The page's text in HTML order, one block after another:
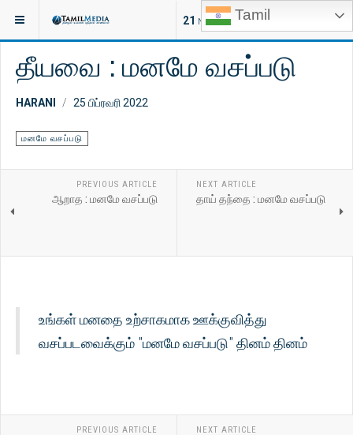
Tamil
21 NEW ARTICLES
இருக்குமிடம்: ஆன்மீகம்
தீயவை : மனமே வசப்படு
HARANI 25 பிப்ரவரி 2022
மனமே வசப்படு
PREVIOUS ARTICLE
ஆறாத : மனமே வசப்படு
NEXT ARTICLE
தாய் தந்தை : மனமே வசப்படு
உங்கள் மனதை உற்சாகமாக ஊக்குவித்து
வசப்படவைக்கும் "மனமே வசப்படு" தினம் தினம்
PREVIOUS ARTICLE NEXT ARTICLE